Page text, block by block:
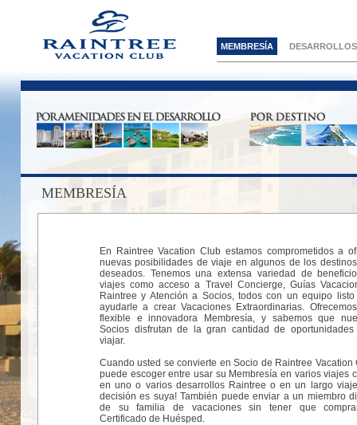
MEMBRESÍA DESARROLLOS
MEMBRESÍA
En Raintree Vacation Club estamos comprometidos a
nuevas posibilidades de viaje en algunos de los
deseados. Tenemos una extensa variedad de
viajes como acceso a Travel Concierge, Guías
Raintree y Atención a Socios, todos con un equipo listo
ayudarle a crear Vacaciones Extraordinarias.
flexible e innovadora Membresía, y sabemos que
Socios disfrutan de la gran cantidad de oportunidades
viajar.
Cuando usted se convierte en Socio de Raintree Vacation
puede escoger entre usar su Membresía en varios viajes
en uno o varios desarrollos Raintree o en un largo
decisión es suya! También puede enviar a un miembro
de su familia de vacaciones sin tener que
Certificado de Huésped.